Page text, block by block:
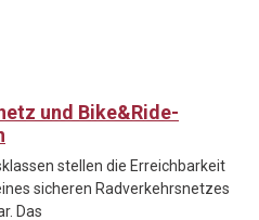
und Bike&Ride-
stellen die Erreichbarkeit
sicheren Radverkehrsnetzes
Das